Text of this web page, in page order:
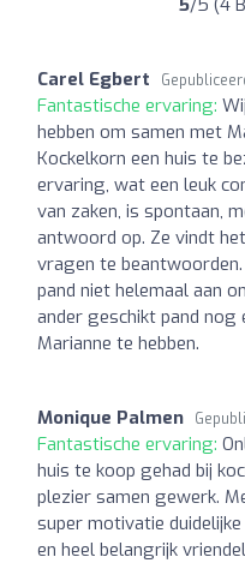
Carel Egbert
Fantastische ervaring:
hebben om samen met
Kockelkorn een huis te
ervaring, wat een leuk
van zaken, is spontaan,
antwoord op. Ze vindt
vragen te
pand niet helemaal aan
ander geschikt pand
Marianne te hebben.
Monique Palmen
Fantastische ervaring:
huis te koop gehad bij
plezier samen gewerk.
super motivatie
en heel belangrijk